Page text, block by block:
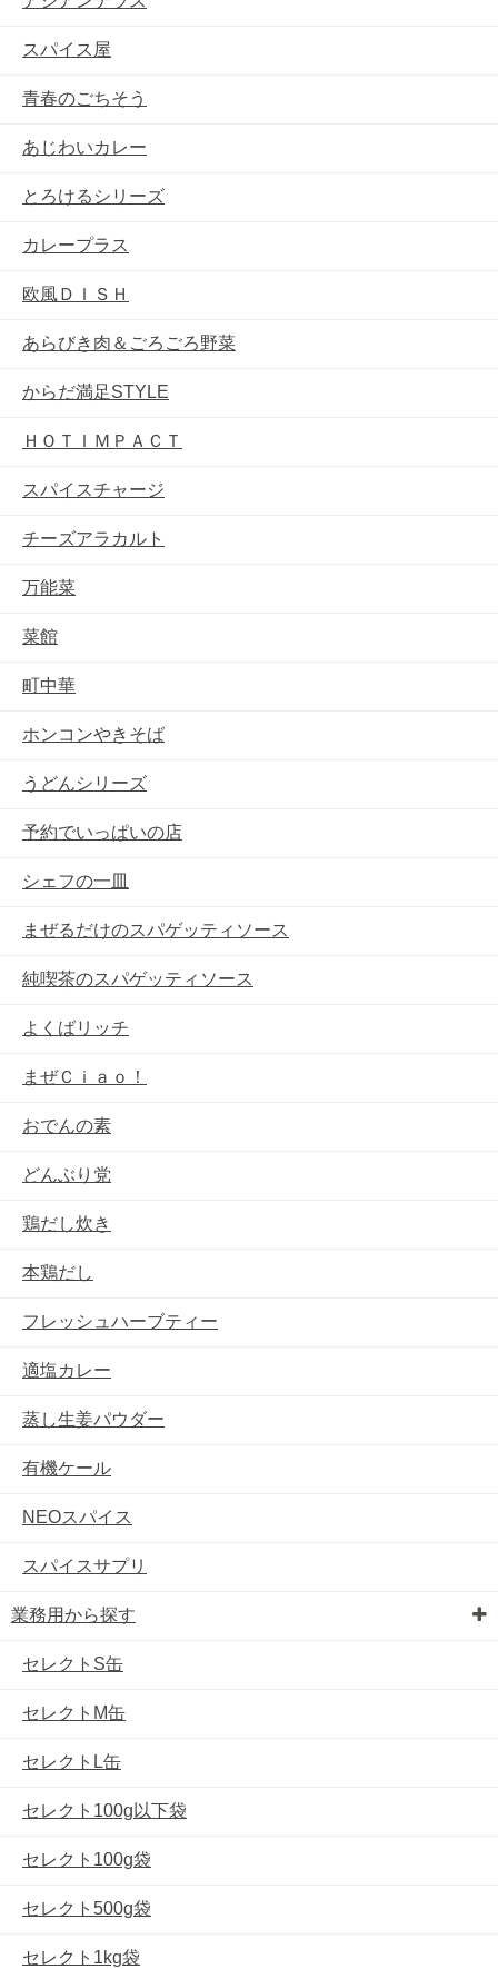
スパイス屋
青春のごちそう
あじわいカレー
とろけるシリーズ
カレープラス
欧風ＤＩＳＨ
あらびき肉＆ごろごろ野菜
からだ満足STYLE
ＨＯＴＩＭＰＡＣＴ
スパイスチャージ
チーズアラカルト
万能菜
菜館
町中華
ホンコンやきそば
うどんシリーズ
予約でいっぱいの店
シェフの一皿
まぜるだけのスパゲッティソース
純喫茶のスパゲッティソース
よくばリッチ
まぜＣｉａｏ！
おでんの素
どんぶり党
鶏だし炊き
本鶏だし
フレッシュハーブティー
適塩カレー
蒸し生姜パウダー
有機ケール
NEOスパイス
スパイスサプリ
業務用から探す
セレクトS缶
セレクトM缶
セレクトL缶
セレクト100g以下袋
セレクト100g袋
セレクト500g袋
セレクト1kg袋